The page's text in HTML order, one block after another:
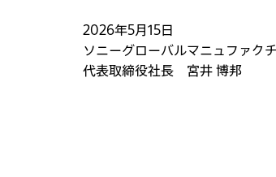
2026年5月15日
ソニーグローバルマニュファク
代表取締役社長 宮井 博邦